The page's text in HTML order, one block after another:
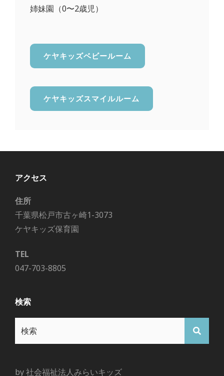
姉妹園（0〜2歳児）
ケヤキッズベビールーム
ケヤキッズスマイルルーム
アクセス
住所
千葉県松戸市古ヶ崎1-3073
ケヤキッズ保育園
TEL
047-703-8805
検索
索:
検
by 社会福祉法人みらいキッズ